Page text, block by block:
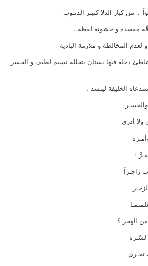
... من كبار الدلا كثيـر الذنـوب
مقصده و خشونة لفظه ،
المخالطة و ملازمة البادية .
دجلة فيها بستان يتخلله نسيم ‏لطيف و الجسر
الخليفة لينشد ،
أدري
!
زاجـراً
الهجر ؟